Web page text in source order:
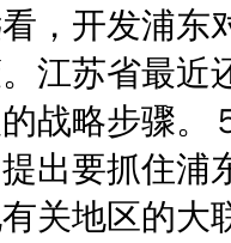
，开发浦东
江苏省最近
战略步骤。
出要抓住浦
关地区的大